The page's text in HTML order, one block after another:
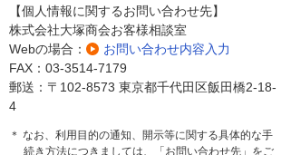
【個人情報に関するお問い合わせ先】
株式会社大塚商会お客様相談室
Webの場合：
お問い合わせ内容入力
FAX：03-3514-7179
郵送：〒102-8573 東京都千代田区飯田橋2-18-
4
＊ なお、利用目的の通知、開示等に関する具体的な手
続き方法につきましては、「お問い合わせ先」をご